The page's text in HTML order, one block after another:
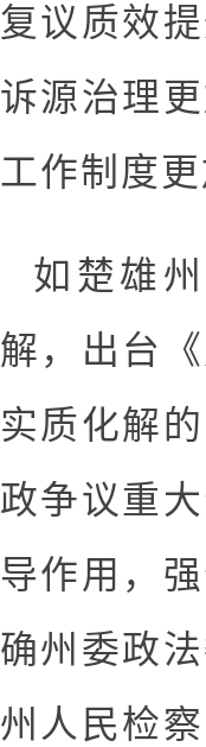
复议质效
诉源治理
工作制度
如楚雄
解，出台
实质化解
政争议重
导作用，
确州委政
州人民检